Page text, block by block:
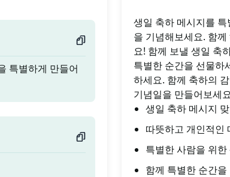
특별하게 만들어
생일 축하 메시지를
을 기념해보세요. 함
요! 함께 보낼 생일 축
특별한 순간을 선물하
하세요. 함께 축하의
기념일을 만들어보세
생일 축하 메시지
따뜻하고 개인적인
특별한 사람을 위
함께 특별한 순간